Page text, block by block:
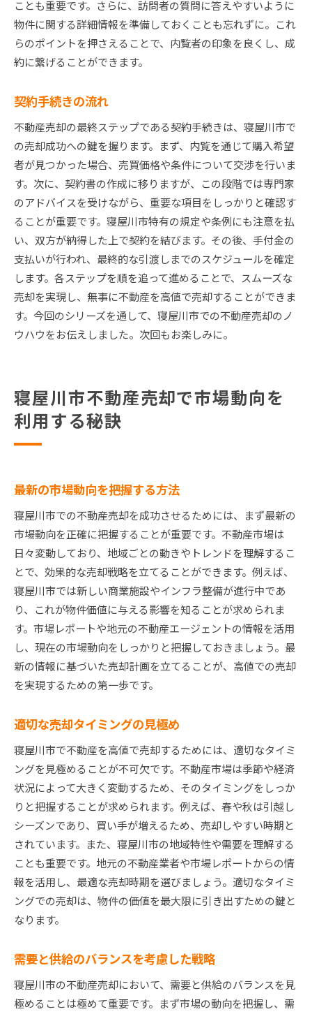
ことも重要です。さらに、訪問者の質問に答えやすいように
物件に関する詳細情報を準備しておくことも忘れずに。これ
らのポイントを押さえることで、内覧者の印象を良くし、成
約に繋げることができます。
契約手続きの流れ
不動産売却の最終ステップである契約手続きは、寝屋川市で
の売却成功への鍵を握ります。まず、内覧を通じて購入希望
者が見つかった場合、売買価格や条件について交渉を行いま
す。次に、契約書の作成に移りますが、この段階では専門家
のアドバイスを受けながら、重要な項目をしっかりと確認す
ることが重要です。寝屋川市特有の規定や条例にも注意を払
い、双方が納得した上で契約を結びます。その後、手付金の
支払いが行われ、最終的な引渡しまでのスケジュールを確定
します。各ステップを順を追って進めることで、スムーズな
売却を実現し、無事に不動産を高値で売却することができま
す。今回のシリーズを通して、寝屋川市での不動産売却のノ
ウハウをお伝えしました。次回もお楽しみに。
寝屋川市不動産売却で市場動向を
利用する秘訣
最新の市場動向を把握する方法
寝屋川市での不動産売却を成功させるためには、まず最新の
市場動向を正確に把握することが重要です。不動産市場は
日々変動しており、地域ごとの動きやトレンドを理解するこ
とで、効果的な売却戦略を立てることができます。例えば、
寝屋川市では新しい商業施設やインフラ整備が進行中であ
り、これが物件価値に与える影響を知ることが求められま
す。市場レポートや地元の不動産エージェントの情報を活用
し、現在の市場動向をしっかりと把握しておきましょう。最
新の情報に基づいた売却計画を立てることが、高値での売却
を実現するための第一歩です。
適切な売却タイミングの見極め
寝屋川市で不動産を高値で売却するためには、適切なタイミ
ングを見極めることが不可欠です。不動産市場は季節や経済
状況によって大きく変動するため、そのタイミングをしっか
りと把握することが求められます。例えば、春や秋は引越し
シーズンであり、買い手が増えるため、売却しやすい時期と
されています。また、寝屋川市の地域特性や需要を理解する
ことも重要です。地元の不動産業者や市場レポートからの情
報を活用し、最適な売却時期を選びましょう。適切なタイミ
ングでの売却は、物件の価値を最大限に引き出すための鍵と
なります。
需要と供給のバランスを考慮した戦略
寝屋川市の不動産売却において、需要と供給のバランスを見
極めることは極めて重要です。まず市場の動向を把握し、需